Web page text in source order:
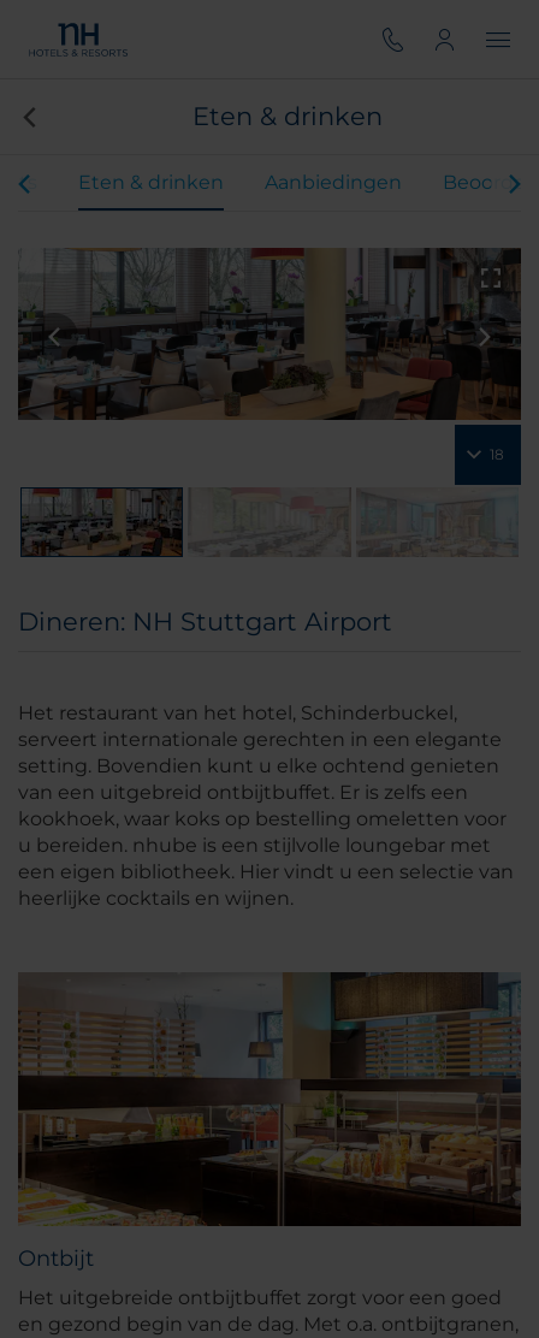
Eten & drinken
Eten & drinken Aanbiedingen
18
Dineren: NH Stuttgart Airport
Het restaurant van het hotel, Schinderbuckel,
serveert internationale gerechten in een elegante
setting. Bovendien kunt u elke ochtend genieten
van een uitgebreid ontbijtbuffet. Er is zelfs een
kookhoek, waar koks op bestelling omeletten voor
u bereiden. nhube is een stijlvolle loungebar met
een eigen bibliotheek. Hier vindt u een selectie van
heerlijke cocktails en wijnen.
Ontbijt
Het uitgebreide ontbijtbuffet zorgt voor een goed
en gezond begin van de dag. Met o.a. ontbijtgranen,